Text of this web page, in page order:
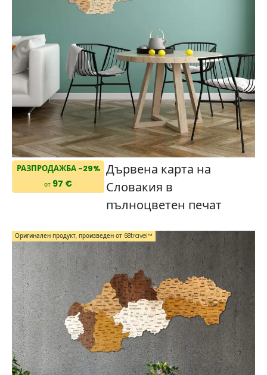
РАЗПРОДАЖБА -29%
от 97 €
Дървена карта на
Словакия в
пълноцветен печат
Оригинален продукт, произведен от 68travel™️